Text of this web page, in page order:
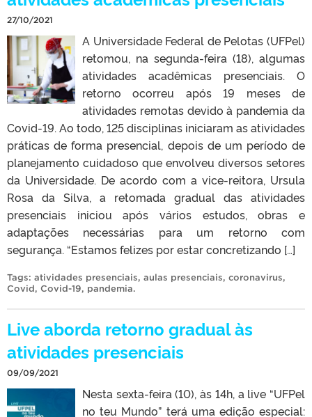
27/10/2021
A Universidade Federal de Pelotas (UFPel)
retomou, na segunda-feira (18), algumas
atividades acadêmicas presenciais. O
retorno ocorreu após 19 meses de
atividades remotas devido à pandemia da
Covid-19. Ao todo, 125 disciplinas iniciaram as atividades
práticas de forma presencial, depois de um período de
planejamento cuidadoso que envolveu diversos setores
da Universidade. De acordo com a vice-reitora, Ursula
Rosa da Silva, a retomada gradual das atividades
presenciais iniciou após vários estudos, obras e
adaptações necessárias para um retorno com
segurança. “Estamos felizes por estar concretizando […]
Tags: atividades presenciais, aulas presenciais, coronavirus,
Covid, Covid-19, pandemia.
Live aborda retorno gradual às
atividades presenciais
09/09/2021
Nesta sexta-feira (10), às 14h, a live “UFPel
no teu Mundo” terá uma edição especial: